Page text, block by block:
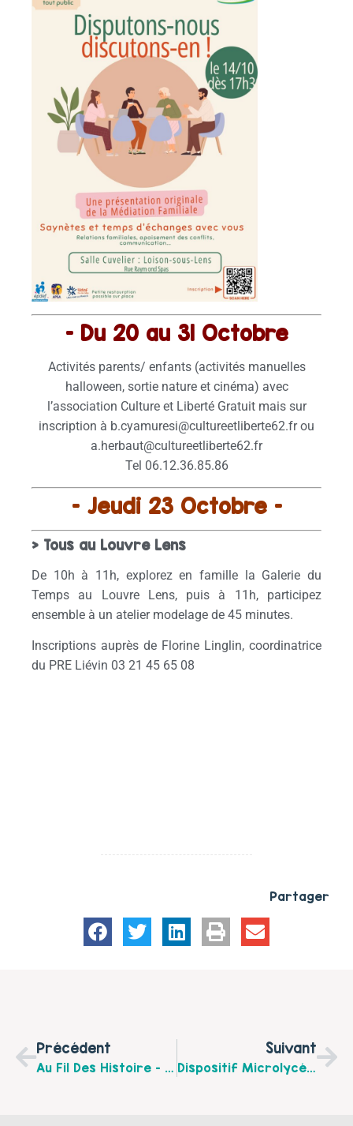
– Du 20 au 31 Octobre
Activités parents/ enfants (activités manuelles
halloween, sortie nature et cinéma) avec
l’association Culture et Liberté Gratuit mais sur
inscription à b.cyamuresi@cultureetliberte62.fr ou
a.herbaut@cultureetliberte62.fr
Tel 06.12.36.85.86
– Jeudi 23 Octobre –
> Tous au Louvre Lens
De 10h à 11h, explorez en famille la Galerie du
Temps au Louvre Lens, puis à 11h, participez
ensemble à un atelier modelage de 45 minutes.
Inscriptions auprès de Florine Linglin, coordinatrice
du PRE Liévin 03 21 45 65 08
Partager
Précédent
Au Fil Des Histoire – Centre Culturel Et Social De Liévin
Suivant
Dispositif Microlycée, Lycée Henri DARRAS De Liévin